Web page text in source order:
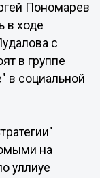
Пономарев
в ходе
с
в группе
в социальной
на
уллиуе